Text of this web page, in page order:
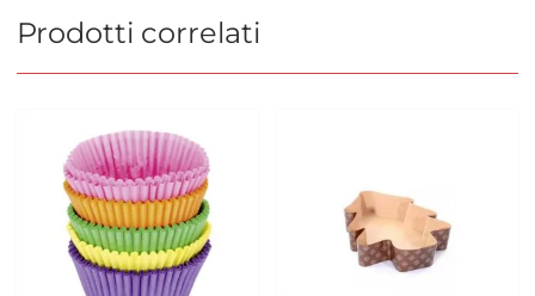
Prodotti correlati